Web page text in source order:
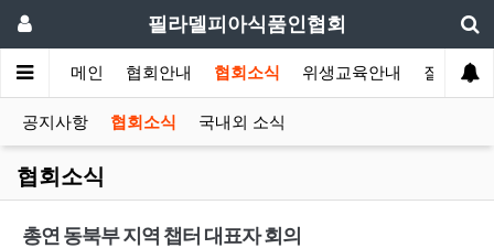
필라델피아식품인협회
메인 협회안내 협회소식 위생교육안내 질의답변
공지사항 협회소식 국내외 소식
협회소식
총연 동북부 지역 챕터 대표자 회의